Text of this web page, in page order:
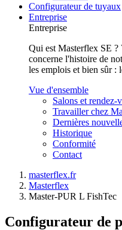
Configurateur de tuyaux
Entreprise
Entreprise
Qui est Masterflex SE
concerne l'histoire de
les emplois et bien sûr :
Vue d'ensemble
Salons et rendez-
Travailler chez
Dernières
Historique
Conformité
Contact
masterflex.fr
Masterflex
Master-PUR L FishTec
Configurateur de